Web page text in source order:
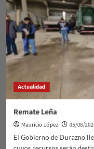
Causa
Actualidad
Remate Leña
Mauricio López
05/08/
El Gobierno de Durazno